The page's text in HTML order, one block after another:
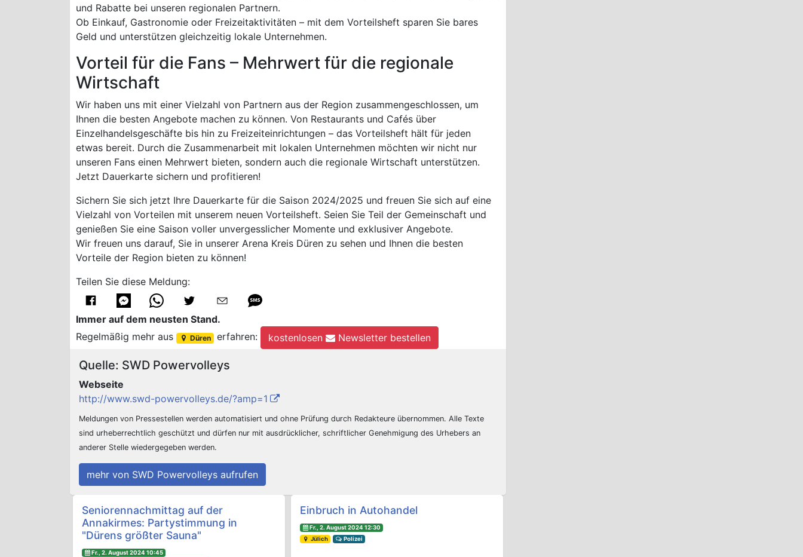
und Rabatte bei unseren regionalen Partnern.
Ob Einkauf, Gastronomie oder Freizeitaktivitäten – mit dem Vorteilsheft sparen Sie bares
Geld und unterstützen gleichzeitig lokale Unternehmen.
Vorteil für die Fans – Mehrwert für die regionale
Wirtschaft
Wir haben uns mit einer Vielzahl von Partnern aus der Region zusammengeschlossen, um
Ihnen die besten Angebote machen zu können. Von Restaurants und Cafés über
Einzelhandelsgeschäfte bis hin zu Freizeiteinrichtungen – das Vorteilsheft hält für jeden
etwas bereit. Durch die Zusammenarbeit mit lokalen Unternehmen möchten wir nicht nur
unseren Fans einen Mehrwert bieten, sondern auch die regionale Wirtschaft unterstützen.
Jetzt Dauerkarte sichern und profitieren!
Sichern Sie sich jetzt Ihre Dauerkarte für die Saison 2024/2025 und freuen Sie sich auf eine
Vielzahl von Vorteilen mit unserem neuen Vorteilsheft. Seien Sie Teil der Gemeinschaft und
genießen Sie eine Saison voller unvergesslicher Momente und exklusiver Angebote.
Wir freuen uns darauf, Sie in unserer Arena Kreis Düren zu sehen und Ihnen die besten
Vorteile der Region bieten zu können!
Teilen Sie diese Meldung:
Immer auf dem neusten Stand.
Regelmäßig mehr aus
Düren erfahren: kostenlosen Newsletter bestellen
Quelle: SWD Powervolleys
Webseite
http://www.swd-powervolleys.de/?amp=1
Meldungen von Pressestellen werden automatisiert und ohne Prüfung durch Redakteure übernommen. Alle Texte
sind urheberrechtlich geschützt und dürfen nur mit ausdrücklicher, schriftlicher Genehmigung des Urhebers an
anderer Stelle wiedergegeben werden.
mehr von SWD Powervolleys aufrufen
Beitrags-Navigation
Seniorennachmittag auf der
Annakirmes: Partystimmung in
"Dürens größter Sauna"
Fr., 2. August 2024 10:45
Einbruch in Autohandel
Fr., 2. August 2024 12:30
Jülich
Polizei